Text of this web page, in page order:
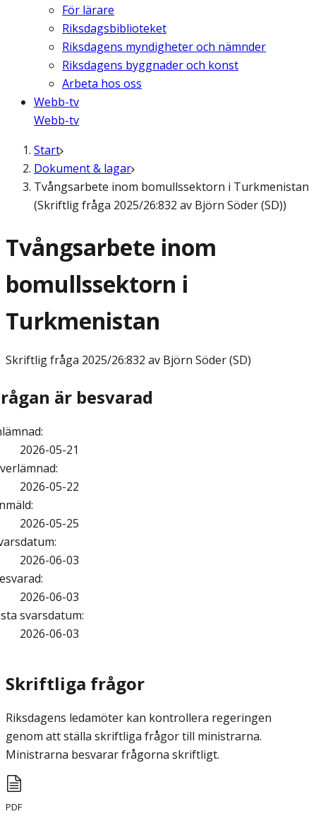
För lärare
Riksdagsbiblioteket
Riksdagens myndigheter och nämnder
Riksdagens byggnader och konst
Arbeta hos oss
Webb-tv
Webb-tv
Start
Dokument & lagar
Tvångsarbete inom bomullssektorn i Turkmenistan
(Skriftlig fråga 2025/26:832 av Björn Söder (SD))
Tvångsarbete inom
bomullssektorn i
Turkmenistan
Skriftlig fråga 2025/26:832 av Björn Söder (SD)
är besvarad
:
2026-05-21
:
2026-05-22
:
2026-05-25
:
2026-06-03
:
2026-06-03
svarsdatum:
2026-06-03
Skriftliga frågor
Riksdagens ledamöter kan kontrollera regeringen
genom att ställa skriftliga frågor till ministrarna.
Ministrarna besvarar frågorna skriftligt.
PDF